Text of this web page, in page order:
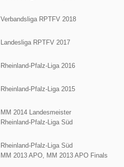
Verbandsliga RPTFV 2018
Landesliga RPTFV 2017
Rheinland-Pfalz-Liga 2016
Rheinland-Pfalz-Liga 2015
MM 2014 Landesmeister
Rheinland-Pfalz-Liga Süd
Rheinland-Pfalz-Liga Süd
MM 2013 APO, MM 2013 APO Finals